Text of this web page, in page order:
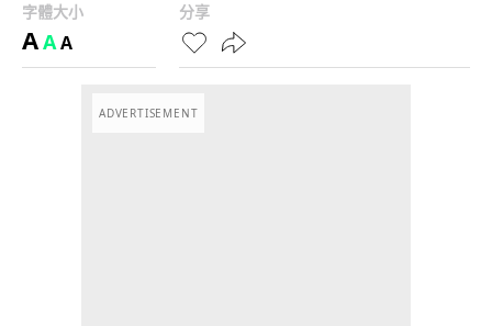
字體大小
AAA
分享
ADVERTISEMENT